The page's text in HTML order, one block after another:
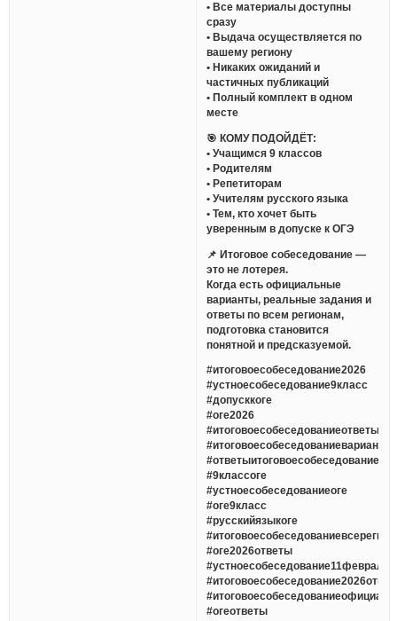
• Все материалы доступны
сразу
• Выдача осуществляется по
вашему региону
• Никаких ожиданий и
частичных публикаций
• Полный комплект в одном
месте
🎯 КОМУ ПОДОЙДЁТ:
• Учащимся 9 классов
• Родителям
• Репетиторам
• Учителям русского языка
• Тем, кто хочет быть
уверенным в допуске к ОГЭ
📌 Итоговое собеседование —
это не лотерея.
Когда есть официальные
варианты, реальные задания и
ответы по всем регионам,
подготовка становится
понятной и предсказуемой.
#итоговоесобеседование2026
#устноесобеседование9класс
#допусккоге
#оге2026
#итоговоесобеседованиеответы
#итоговоесобеседованиеварианты
#ответыитоговоесобеседование
#9классоге
#устноесобеседованиеоге
#оге9класс
#русскийязыкоге
#оге2026ответы
#устноесобеседование11февраля
#огеответы